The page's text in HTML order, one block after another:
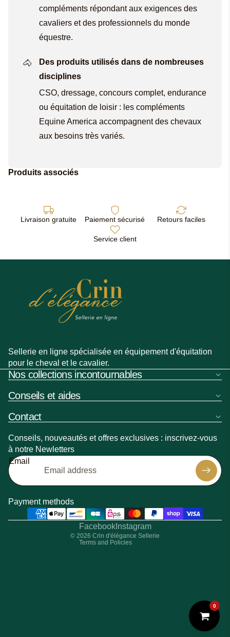
compléments répondant aux exigences des
cavaliers et des professionnels du monde
équestre.
Des produits utilisés dans de nombreuses
disciplines
CSO, dressage, concours complet, endurance
ou équitation de loisir : les compléments
Equine America accompagnent des chevaux
aux besoins très variés.
Produits associés
Livraison gratuite Paiement sécurisé Retours faciles
Service client
Sellerie en ligne spécialisée en équipement d'équitation
pour le cheval et le cavalier.
Nos collections incontournables
Conseils et aides
Contact
Conseils, nouveautés et offres exclusives : inscrivez-vous
à notre Newletters
Email
Payment methods
FacebookInstagram
© 2026 Crin d'élégance Sellerie
Terms and Policies
Refund policy
Privacy policy
Terms of sale
Legal notice